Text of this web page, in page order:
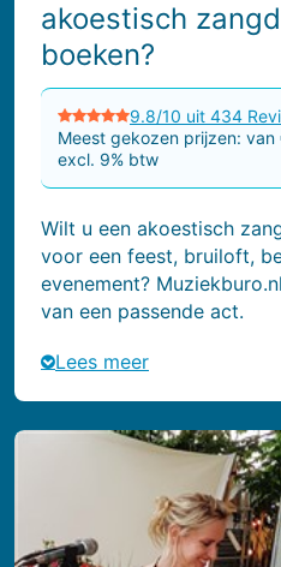
akoestisch
boeken?
9.8/10 uit 434
Meest gekozen prijzen:
excl. 9% btw
Wilt u een akoestisch
voor een feest, bruiloft,
evenement?
van een passende act.
Lees meer